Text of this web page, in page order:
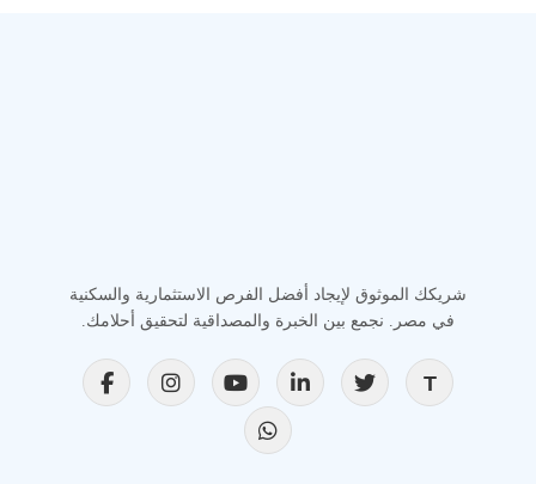
شريكك الموثوق لإيجاد أفضل الفرص الاستثمارية والسكنية
في مصر. نجمع بين الخبرة والمصداقية لتحقيق أحلامك.